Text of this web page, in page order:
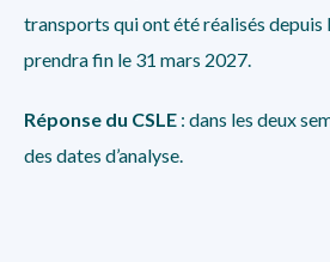
transports qui ont été réalisés depuis
prendra fin le 31 mars 2027.
Réponse du CSLE : dans les deux
des dates d’analyse.